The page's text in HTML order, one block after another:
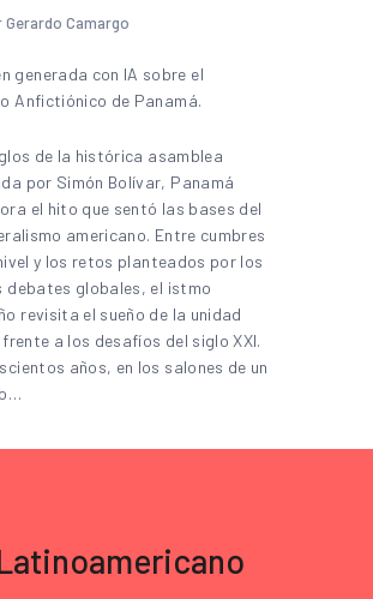
Gerardo Camargo
de la histórica asamblea
por Simón Bolívar, Panamá
el hito que sentó las bases del
americano. Entre cumbres
y los retos planteados por los
debates globales, el istmo
revisita el sueño de la unidad
a los desafíos del siglo XXI.
años, en los salones de un